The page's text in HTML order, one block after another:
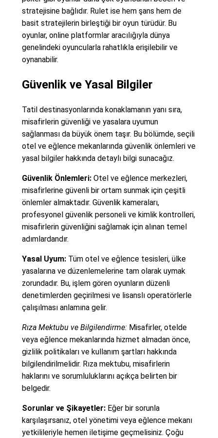
stratejisine bağlıdır. Rulet ise hem şans hem de
basit stratejilerin birleştiği bir oyun türüdür. Bu
oyunlar, online platformlar aracılığıyla dünya
genelindeki oyuncularla rahatlıkla erişilebilir ve
oynanabilir.
Güvenlik ve Yasal Bilgiler
Tatil destinasyonlarında konaklamanın yanı sıra,
misafirlerin güvenliği ve yasalara uyumun
sağlanması da büyük önem taşır. Bu bölümde, seçili
otel ve eğlence mekanlarında güvenlik önlemleri ve
yasal bilgiler hakkında detaylı bilgi sunacağız.
Güvenlik Önlemleri:Otel ve eğlence merkezleri,
misafirlerine güvenli bir ortam sunmak için çeşitli
önlemler almaktadır. Güvenlik kameraları,
profesyonel güvenlik personeli ve kimlik kontrolleri,
misafirlerin güvenliğini sağlamak için alınan temel
adımlardandır.
Yasal Uyum:Tüm otel ve eğlence tesisleri, ülke
yasalarına ve düzenlemelerine tam olarak uymak
zorundadır. Bu, işlem gören oyunların düzenli
denetimlerden geçirilmesi ve lisanslı operatörlerle
çalışılması anlamına gelir.
Rıza Mektubu ve Bilgilendirme:Misafirler, otelde
veya eğlence mekanlarında hizmet almadan önce,
gizlilik politikaları ve kullanım şartları hakkında
bilgilendirilmelidir. Rıza mektubu, misafirlerin
haklarını ve sorumluluklarını açıkça belirten bir
belgedir.
Sorunlar ve Şikayetler:Eğer bir sorunla
karşılaşırsanız, otel yönetimi veya eğlence mekanı
yetkilileriyle hemen iletişime geçmelisiniz. Çoğu